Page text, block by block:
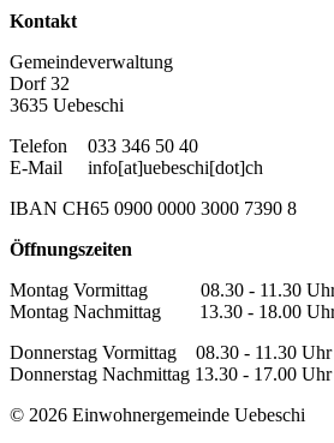
Kontakt
Gemeindeverwaltung
Dorf 32
3635 Uebeschi
Telefon
033 346 50 40
E-Mail
info[at]uebeschi[dot]ch
IBAN CH65 0900 0000 3000 7390 8
Öffnungszeiten
Montag Vormittag 08.30 - 11.30
Montag Nachmittag 13.30 - 18.00
Donnerstag Vormittag 08.30 - 11.30 Uhr
Donnerstag Nachmittag 13.30 - 17.00 Uhr
© 2026 Einwohnergemeinde Uebeschi